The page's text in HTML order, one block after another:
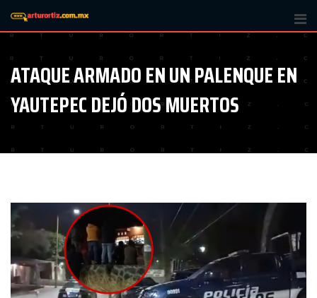
ATAQUE ARMADO EN UN PALENQUE EN
YAUTEPEC DEJÓ DOS MUERTOS